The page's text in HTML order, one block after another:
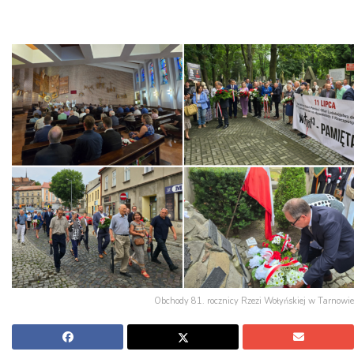
Obchody 81. rocznicy Rzezi Wołyńskiej w Tarnowie